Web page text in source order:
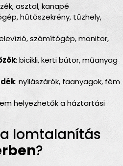
asztal, kanapé
hűtőszekrény, tűzhely,
számítógép, monitor,
: bicikli, kerti bútor, műanyag
: nyílászárók, faanyagok, fém
helyezhetők a háztartási
lomtalanítás
?